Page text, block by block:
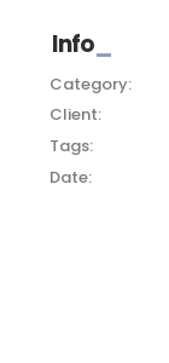
Info
Category:
Client:
Tags:
Date: